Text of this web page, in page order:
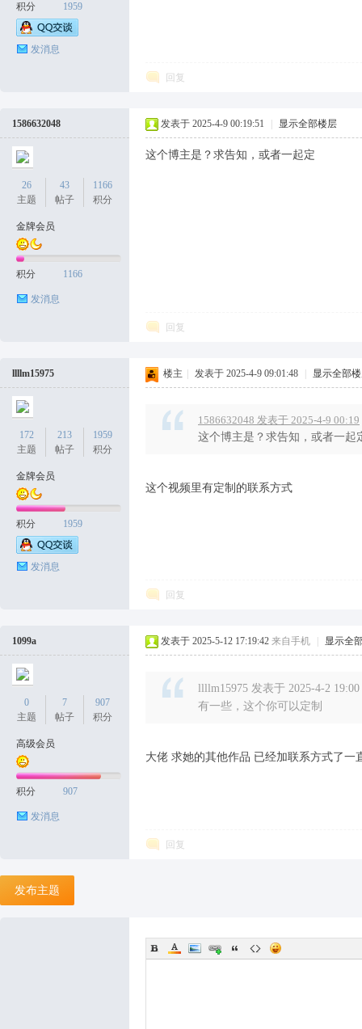
积分 1959
发消息
回复
1586632048
26
主题
43
帖子
1166
积分
金牌会员
积分 1166
发消息
发表于 2025-4-9 00:19:51 显示全部楼层
这个博主是？求告知，或者一起定
回复
llllm15975
172
主题
213
帖子
1959
积分
金牌会员
积分 1959
发消息
楼主 发表于 2025-4-9 09:01:48 显示全部
1586632048 发表于 2025-4-9 00:19
这个博主是？求告知，或者一起
这个视频里有定制的联系方式
回复
1099a
0
主题
7
帖子
907
积分
高级会员
积分 907
发消息
发表于 2025-5-12 17:19:42 来自手机 显示全
llllm15975 发表于 2025-4-2 19:00
有一些，这个你可以定制
大佬 求她的其他作品 已经加联系方式了一
回复
发布主题